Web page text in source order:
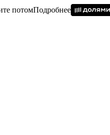
потомПодробнее